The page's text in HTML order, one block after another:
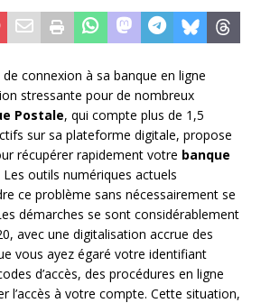
connexion à sa banque en ligne
stressante pour de nombreux
Postale, qui compte plus de 1,5
sur sa plateforme digitale, propose
récupérer rapidement votre banque
Les outils numériques actuels
ce problème sans nécessairement se
démarches se sont considérablement
avec une digitalisation accrue des
vous ayez égaré votre identifiant
d’accès, des procédures en ligne
l’accès à votre compte. Cette situation,